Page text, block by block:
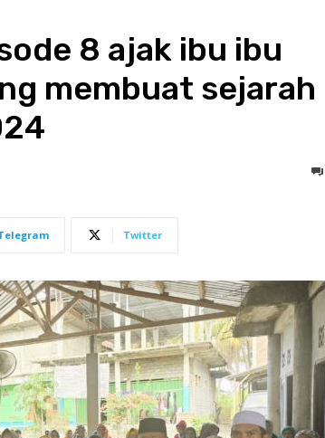
8 ajak ibu ibu
membuat sejarah
Twitter